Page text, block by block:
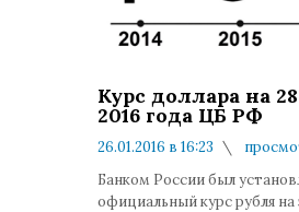
Курс доллара на
2016 года ЦБ РФ
26.01.2016 в 16:23
комментариев: 3
Банком России был
официальный курс рубля на